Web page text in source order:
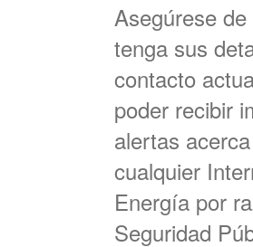
Asegúrese
tenga sus
contacto
poder recibir
alertas
cualquier
Energía por
Seguridad